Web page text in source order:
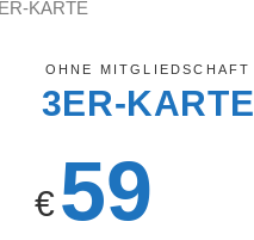
OHNE MITGLIEDSCHAFT
3ER-KARTE
€59